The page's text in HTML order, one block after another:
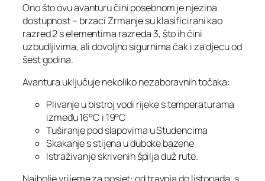
Ono što ovu avanturu čini posebnom je njezina
dostupnost – brzaci Zrmanje su klasificirani kao
razred 2 s elementima razreda 3, što ih čini
uzbudljivima, ali dovoljno sigurnima čak i za djecu od
šest godina.
Avantura uključuje nekoliko nezaboravnih točaka:
Plivanje u bistroj vodi rijeke s temperaturama
između 16°C i 19°C
Tuširanje pod slapovima u Studencima
Skakanje s stijena u duboke bazene
Istraživanje skrivenih špilja duž rute.